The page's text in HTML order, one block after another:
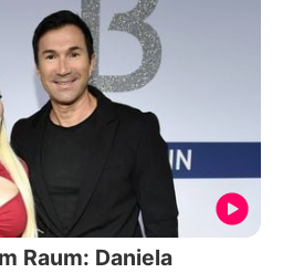
Raum: Daniela